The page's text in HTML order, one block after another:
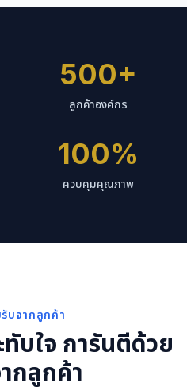
500+
ลูกค้าองค์กร
100%
ควบคุมคุณภาพ
บจากลูกค้า
บใจ การันตีด้วย
กลูกค้า